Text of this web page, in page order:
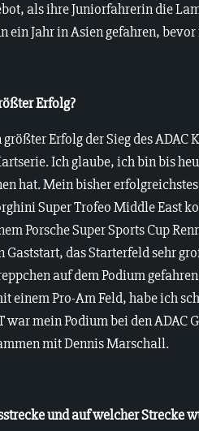
als ihre Juniorfahrerin die
ein Jahr in Asien gefahren, bevor
Erfolg?
Erfolg der Sieg des ADAC
Ich glaube, ich bin bis
hat. Mein bisher
Super Trofeo Middle East
Porsche Super Sports Cup
Gaststart, das Starterfeld sehr
auf dem Podium
einem Pro-Am Feld, habe ich
war mein Podium bei den ADAC
mit Dennis Marschall.
und auf welcher Strecke